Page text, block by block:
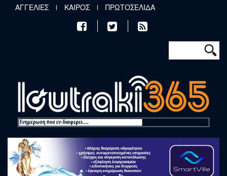
Παράκαμψη προς το κυρίως περιεχόμενο
ΑΓΓΕΛΙΕΣ ΚΑΙΡΟΣ ΠΡΩΤΟΣΕΛΙΔΑ
Φόρμα
Αναζήτηση